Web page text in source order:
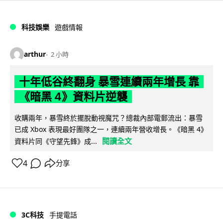
科技娛樂 遊戲情報
arthur 2 小時
十年低谷終翻身 暴雪連續兩年增長 靠
《暗黑 4》資料片逆襲
收購兩年，暴雪終於擺脫動視魔咒？總裁內部電郵流出：暴雪
已成 Xbox 表現最好團隊之一，連續兩年營收增長。《暗黑 4》
資料片同《守望先鋒》成...
閱讀全文
4 分享
3C科技 手提電話